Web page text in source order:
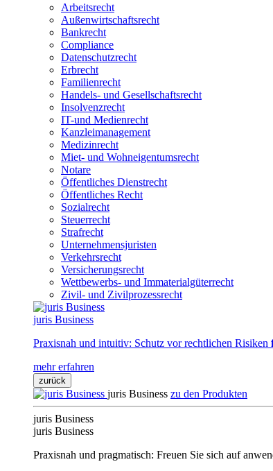
Arbeitsrecht
Außenwirtschaftsrecht
Bankrecht
Compliance
Datenschutzrecht
Erbrecht
Familienrecht
Handels- und Gesellschaftsrecht
Insolvenzrecht
IT-und Medienrecht
Kanzleimanagement
Medizinrecht
Miet- und Wohneigentumsrecht
Notare
Öffentliches Dienstrecht
Öffentliches Recht
Sozialrecht
Steuerrecht
Strafrecht
Unternehmensjuristen
Verkehrsrecht
Versicherungsrecht
Wettbewerbs- und Immaterialgüterrecht
Zivil- und Zivilprozessrecht
juris Business
Praxisnah und intuitiv: Schutz vor rechtlichen Risiken
mehr erfahren
zurück
juris Business zu den Produkten
juris Business
juris Business
Praxisnah und pragmatisch: Freuen Sie sich auf